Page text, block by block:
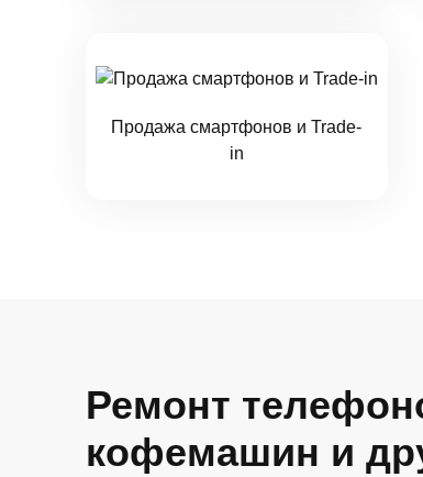
Продажа смартфонов и Trade-
in
Ремонт
кофемашин и